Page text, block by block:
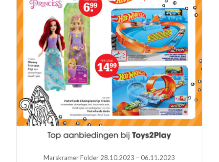
Marskramer Folder 28.10.2023 – 06.11.2023